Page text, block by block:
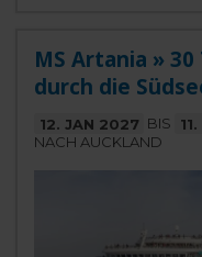
MS Artania » 30
durch die
12. JAN 2027 BIS
NACH AUCKLAND